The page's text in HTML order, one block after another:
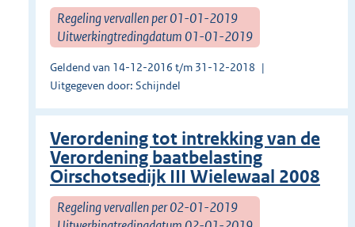
Regeling vervallen per 01-01-2019
Uitwerkingtredingdatum 01-01-2019
Geldend van 14-12-2016 t/m 31-12-2018
Uitgegeven door: Schijndel
Verordening tot intrekking van de
Verordening baatbelasting
Oirschotsedijk III Wielewaal 2008
Regeling vervallen per 02-01-2019